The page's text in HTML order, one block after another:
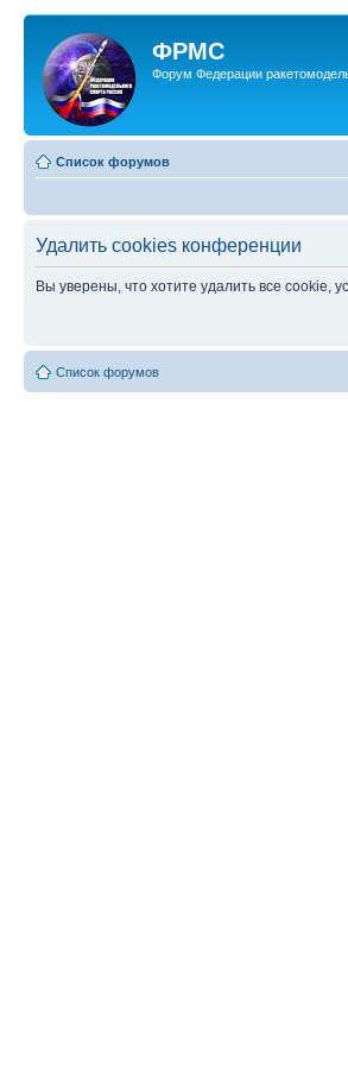
ФРМС
Форум Федерации
Список форумов
Удалить cookies конференции
Вы уверены, что хотите удалить все
Список форумов